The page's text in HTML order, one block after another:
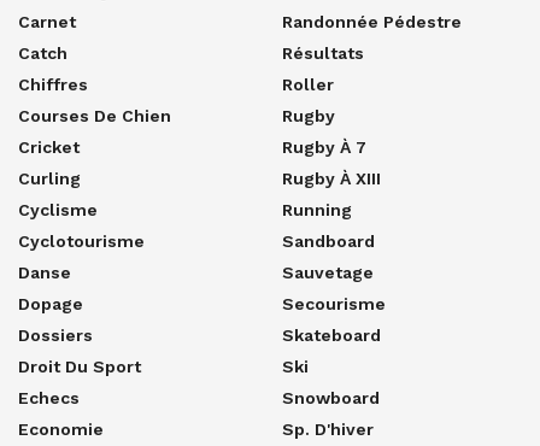
Carnet
Catch
Chiffres
Courses De Chien
Cricket
Curling
Cyclisme
Cyclotourisme
Danse
Dopage
Dossiers
Droit Du Sport
Echecs
Economie
Randonnée Pédestre
Résultats
Roller
Rugby
Rugby À 7
Rugby À XIII
Running
Sandboard
Sauvetage
Secourisme
Skateboard
Ski
Snowboard
Sp. D'hiver